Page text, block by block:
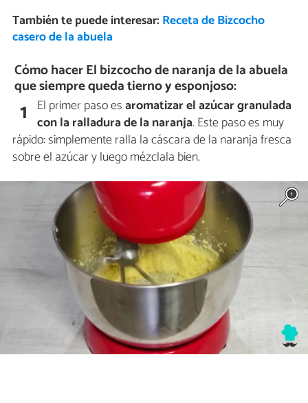
También te puede interesar: Receta de Bizcocho
casero de la abuela
Cómo hacer El bizcocho de naranja de la abuela
que siempre queda tierno y esponjoso:
1 El primer paso esaromatizar el azúcar granulada
con la ralladura de la naranja. Este paso es muy
rápido: simplemente ralla la cáscara de la naranja fresca
sobre el azúcar y luego mézclala bien.